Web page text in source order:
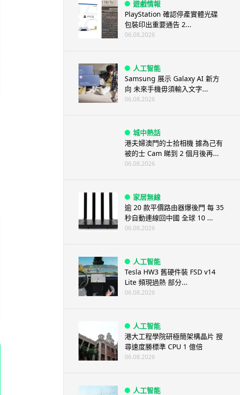
遊戲情報
PlayStation 確認停產實體光碟
包裝印出重要通告 2...
06.08.2026
人工智能
Samsung 展示 Galaxy AI 新方
向 未來手機毋須輸入文字...
06.08.2026
城中熱話
港夫婦澳門的士拾相機 據為己有
被的士 Cam 睇到 2 個月後再...
06.08.2026
家居無線
逾 20 款平價路由器爆後門 每 35
秒自動連線回中國 全球 10 ...
06.08.2026
人工智能
Tesla HW3 舊硬件裝 FSD v14
Lite 頻現過熱 部分...
06.08.2026
人工智能
港大工程學院研極簡架構晶片 搜
尋速度勝標準 CPU 1 億倍
06.08.2026
人工智能